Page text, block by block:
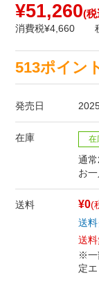
¥51,260(
消費税¥4,660
513ポイン
発売日
在庫 在
通
お
送料 ¥0(
送料
送
※一
定